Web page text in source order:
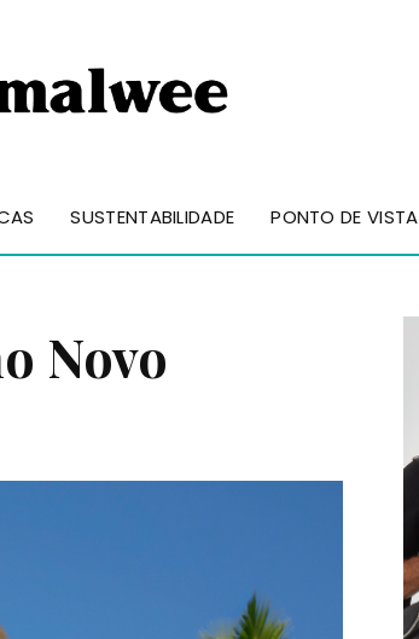
SUSTENTABILIDADE PONTO DE VISTA
Novo